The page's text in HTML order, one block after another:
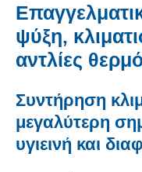
ψύξη,
αντλίες
Συντήρηση
μεγαλύτερη
υγιεινή και